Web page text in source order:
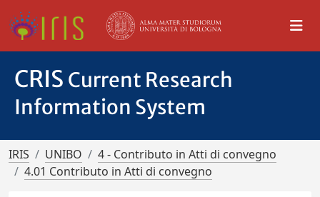
CRIS Current Research
Information System
IRIS UNIBO
4 - Contributo in Atti di convegno
4.01 Contributo in Atti di convegno